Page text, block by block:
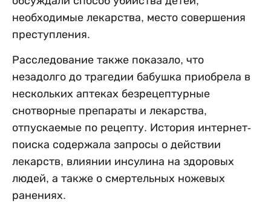
необходимые лекарства, место совершения
преступления.
Расследование также показало, что
незадолго до трагедии бабушка приобрела в
нескольких аптеках безрецептурные
снотворные препараты и лекарства,
отпускаемые по рецепту. История интернет-
поиска содержала запросы о действии
лекарств, влиянии инсулина на здоровых
людей, а также о смертельных ножевых
ранениях.